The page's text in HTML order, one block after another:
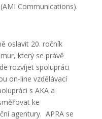
Communications).
oslavit 20. ročník
který se právě
rozvíjet spolupráci
on-line vzdělávací
s AKA a
ke
agentury. APRA se